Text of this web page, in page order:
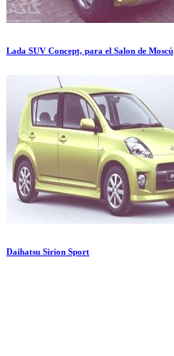
Lada SUV Concept, para el Salon de Moscú
Daihatsu Sirion Sport